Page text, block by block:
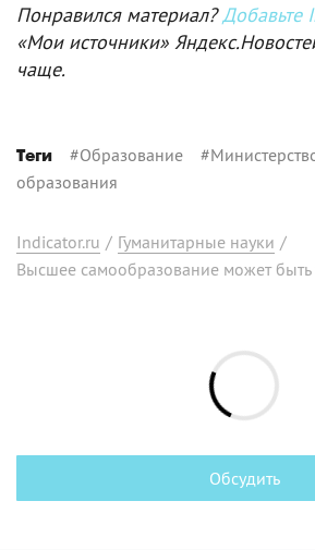
Понравился материал?Добавьте
«Мои источники»
чаще.
Теги #Образование #
образования
Indicator.ru / Гуманитарные науки /
Высшее самообразование может быть
Обсудить